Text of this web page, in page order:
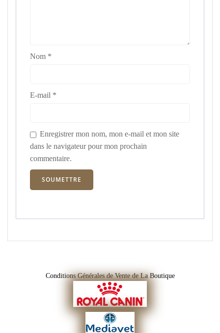
Nom *
E-mail *
Enregistrer mon nom, mon e-mail et mon site
dans le navigateur pour mon prochain
commentaire.
Conditions Générales de Vente de La Boutique